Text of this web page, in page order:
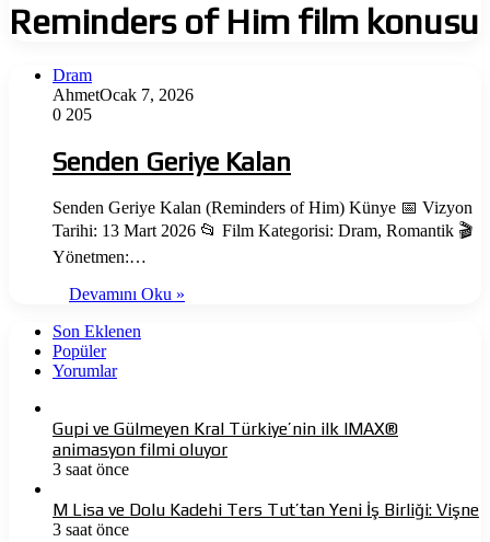
Reminders of Him film konusu
Dram
AhmetOcak 7, 2026
0 205
Senden Geriye Kalan
Senden Geriye Kalan (Reminders of Him) Künye 📅 Vizyon
Tarihi: 13 Mart 2026 📂 Film Kategorisi: Dram, Romantik 🎬
Yönetmen:…
Devamını Oku »
Son Eklenen
Popüler
Yorumlar
Gupi ve Gülmeyen Kral Türkiye’nin ilk IMAX®
animasyon filmi oluyor
3 saat önce
M Lisa ve Dolu Kadehi Ters Tut’tan Yeni İş Birliği: Vişne
3 saat önce